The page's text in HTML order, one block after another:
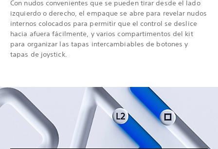
Con nudos convenientes que se pueden tirar desde el lado
izquierdo o derecho, el empaque se abre para revelar nudos
internos colocados para permitir que el control se deslice
hacia afuera fácilmente, y varios compartimentos del kit
para organizar las tapas intercambiables de botones y
tapas de joystick.